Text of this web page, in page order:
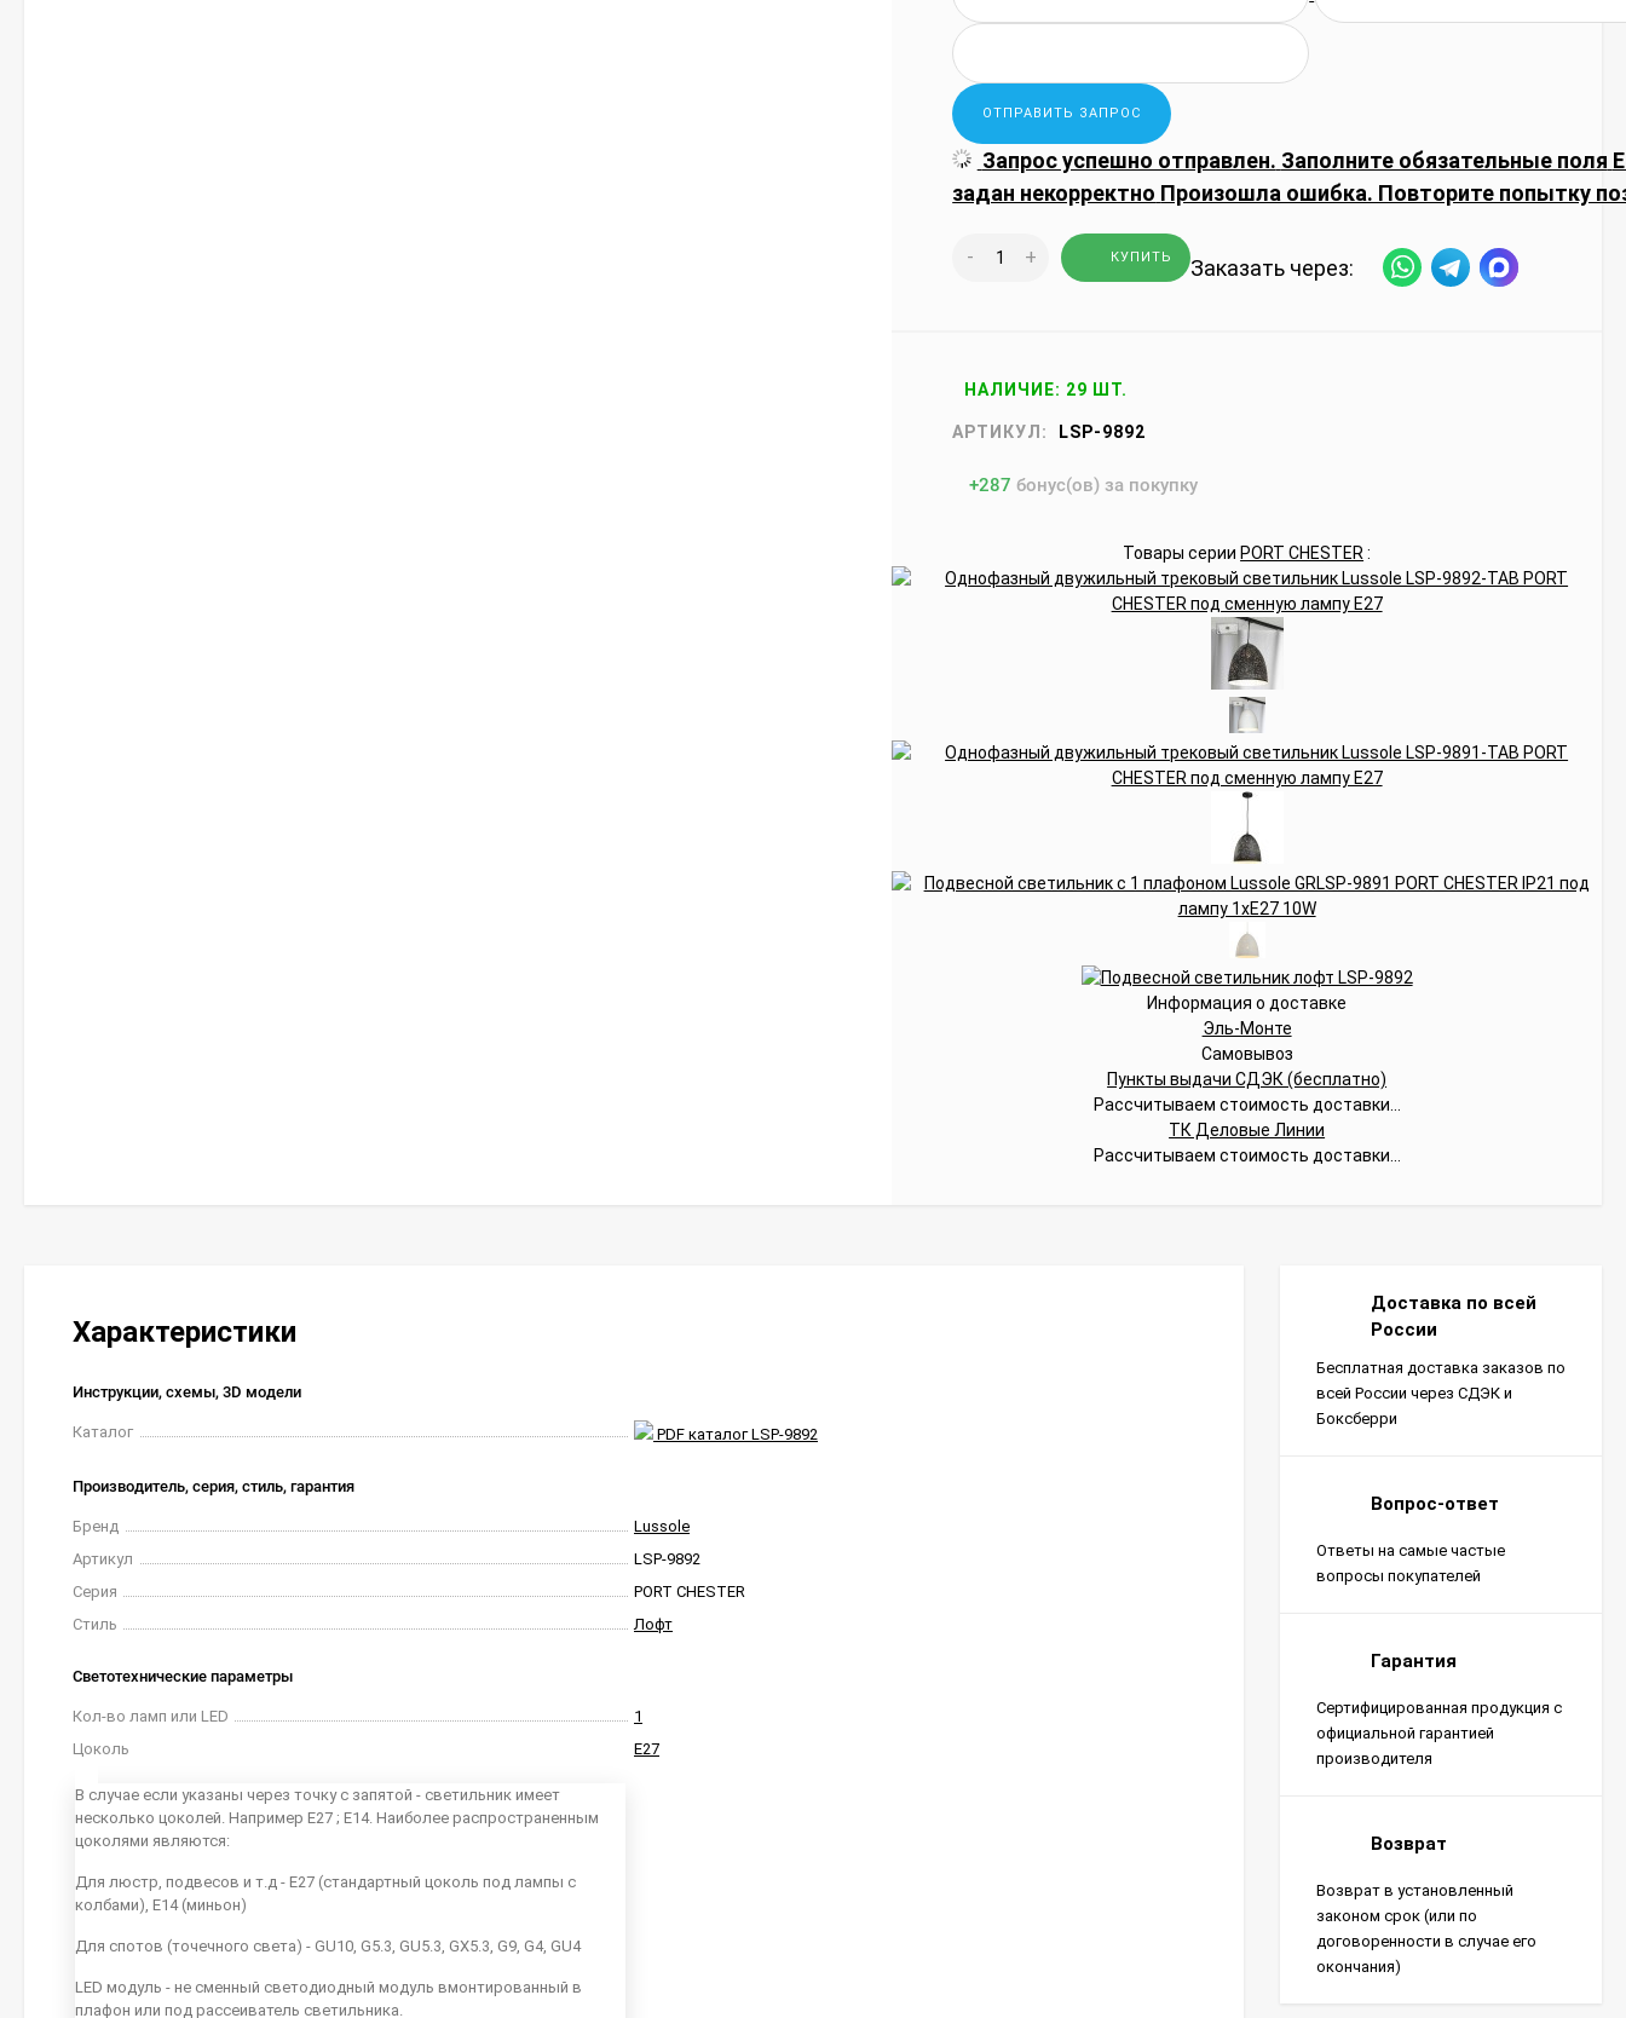
Запрос успешно отправлен. Заполните обязательные поля
задан некорректно Произошла ошибка. Повторите попытку
- + КУПИТЬ Заказать через:
НАЛИЧИЕ: 29 ШТ.
АРТИКУЛ: LSP-9892
+287 бонус(ов) за покупку
Товары серии PORT CHESTER :
Информация о доставке
Эль-Монте
Самовывоз
Пункты выдачи СДЭК (бесплатно)
Рассчитываем стоимость доставки...
ТК Деловые Линии
Рассчитываем стоимость доставки...
Характеристики
Инструкции, схемы, 3D модели
Каталог PDF каталог LSP-9892
Производитель, серия, стиль, гарантия
Бренд
Lussole
Артикул
LSP-9892
Серия
PORT CHESTER
Стиль
Лофт
Светотехнические параметры
Кол-во ламп или LED
1
Цоколь
В случае если указаны через точку с запятой - светильник имеет
несколько цоколей. Например E27 ; E14. Наиболее распространенным
цоколями являются:
Для люстр, подвесов и т.д - E27 (стандартный цоколь под лампы с
колбами), E14 (миньон)
Для спотов (точечного света) - GU10, G5.3, GU5.3, GX5.3, G9, G4, GU4
LED модуль - не сменный светодиодный модуль вмонтированный в
плафон или под рассеиватель светильника.
E27
Доставка по всей
России
Бесплатная доставка заказов по
всей России через СДЭК и
Боксберри
Вопрос-ответ
Ответы на самые частые
вопросы покупателей
Гарантия
Сертифицированная продукция с
официальной гарантией
производителя
Возврат
Возврат в установленный
законом срок (или по
договоренности в случае его
окончания)